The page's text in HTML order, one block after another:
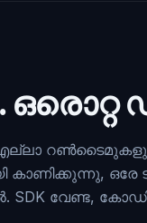
റൺടൈമുകളും
ഒരേ
വേണ്ട,